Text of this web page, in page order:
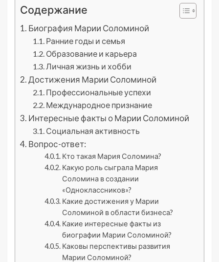
Содержание
Биография Марии Соломиной
Ранние годы и семья
Образование и карьера
Личная жизнь и хобби
Достижения Марии Соломиной
Профессиональные успехи
Международное признание
Интересные факты о Марии Соломиной
Социальная активность
Вопрос-ответ:
Кто такая Мария Соломина?
Какую роль сыграла Мария
Соломина в создании
«Одноклассников»?
Какие достижения у Марии
Соломиной в области бизнеса?
Какие интересные факты из
биографии Марии Соломиной?
Каковы перспективы развития
Марии Соломиной?